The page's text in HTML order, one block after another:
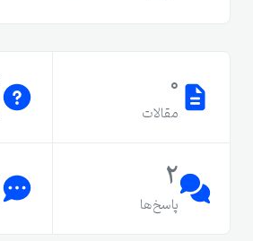
0
مقالات
2
پاسخ‌ها